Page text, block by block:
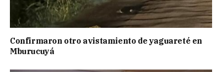
Confirmaron otro avistamiento de yaguareté en
Mburucuyá